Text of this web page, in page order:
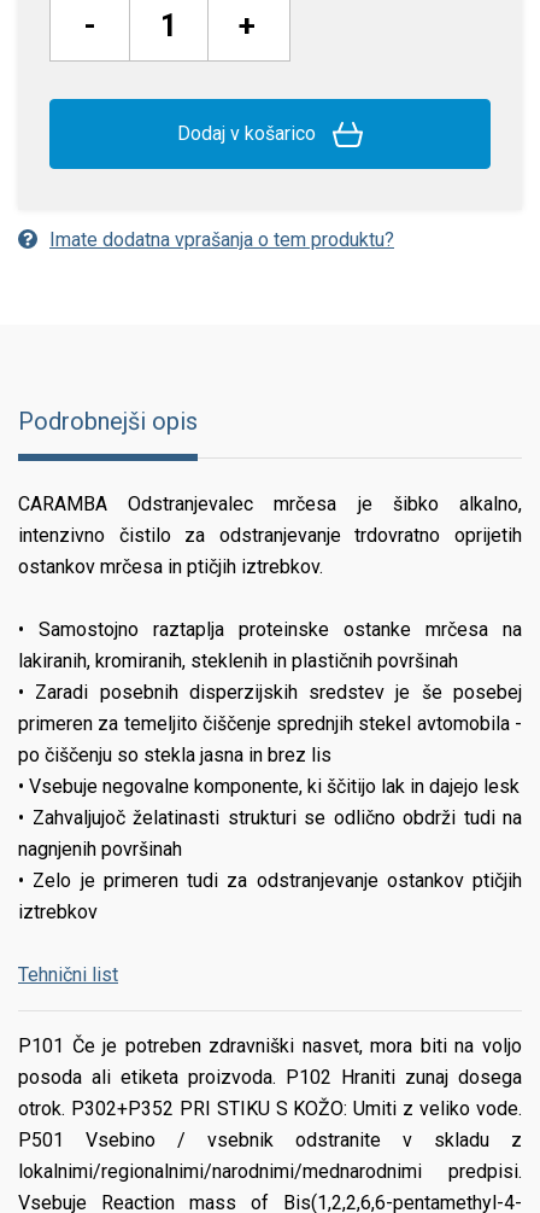
- +
Dodaj v košarico
Imate dodatna vprašanja o tem produktu?
Podrobnejši opis
CARAMBA Odstranjevalec mrčesa je šibko alkalno,
intenzivno čistilo za odstranjevanje trdovratno oprijetih
ostankov mrčesa in ptičjih iztrebkov.
• Samostojno raztaplja proteinske ostanke mrčesa na
lakiranih, kromiranih, steklenih in plastičnih površinah
• Zaradi posebnih disperzijskih sredstev je še posebej
primeren za temeljito čiščenje sprednjih stekel avtomobila -
po čiščenju so stekla jasna in brez lis
• Vsebuje negovalne komponente, ki ščitijo lak in dajejo lesk
• Zahvaljujoč želatinasti strukturi se odlično obdrži tudi na
nagnjenih površinah
• Zelo je primeren tudi za odstranjevanje ostankov ptičjih
iztrebkov
Tehnični list
P101 Če je potreben zdravniški nasvet, mora biti na voljo
posoda ali etiketa proizvoda. P102 Hraniti zunaj dosega
otrok. P302+P352 PRI STIKU S KOŽO: Umiti z veliko vode.
P501 Vsebino / vsebnik odstranite v skladu z
lokalnimi/regionalnimi/narodnimi/mednarodnimi predpisi.
Vsebuje Reaction mass of Bis(1,2,2,6,6-pentamethyl-4-